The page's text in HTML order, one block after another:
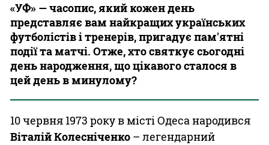
«УФ» — часопис, який кожен день
представляє вам найкращих українських
футболістів і тренерів, пригадує пам'ятні
події та матчі. Отже, хто святкує сьогодні
день народження, що цікавого сталося в
цей день в минулому?
10 червня 1973 року в місті Одеса народився
Віталій Колесніченко – легендарний